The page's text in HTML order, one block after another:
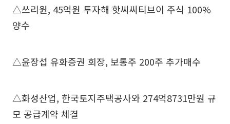
△쓰리원, 45억원 투자해 핫씨씨티브이 주식 100%
양수
△윤장섭 유화증권 회장, 보통주 200주 추가매수
△화성산업, 한국토지주택공사와 274억8731만원 규
모 공급계약 체결